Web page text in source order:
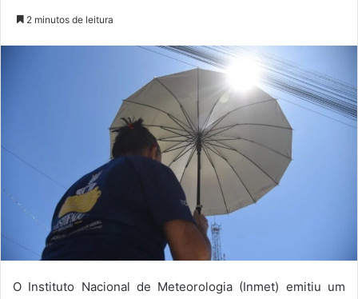
2 minutos de leitura
O Instituto Nacional de Meteorologia (Inmet) emitiu um